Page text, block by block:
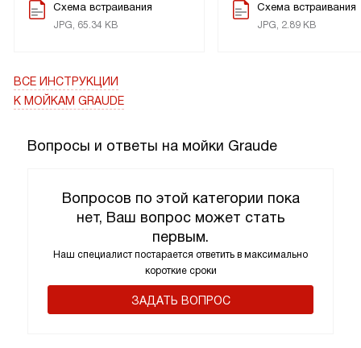
Схема встраивания
JPG, 65.34 KB
Схема встраивания
JPG, 2.89 KB
ВСЕ ИНСТРУКЦИИ
К МОЙКАМ GRAUDE
Вопросы и ответы на мойки Graude
Вопросов по этой категории пока
нет, Ваш вопрос может стать
первым.
Наш специалист постарается ответить в максимально
короткие сроки
ЗАДАТЬ ВОПРОС